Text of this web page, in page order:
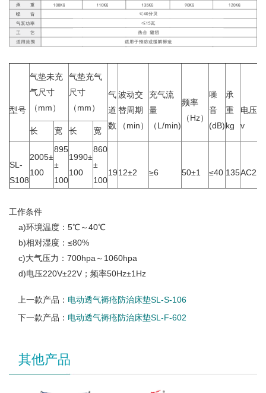
型号
气垫未充
气尺寸
（mm）
气垫充气
尺寸
（mm）
气
道
数
波动交
替周期
（min）
充气流
量
（L/min)
频率
（Hz）
噪
音
(dB)
承
重
kg
电压
v
长 宽 长 宽
SL-
S108
2005±
100
895
±
100
1990±
100
860
±
100
1912±2 ≥6 50±1 ≤40 135
工作条件
a)环境温度：5℃～40℃
b)相对湿度：≤80%
c)大气压力：700hpa～1060hpa
d)电压220V±22V；频率50Hz±1Hz
上一款产品： 电动透气褥疮防治床垫SL-S-106
下一款产品： 电动透气褥疮防治床垫SL-F-602
其他产品